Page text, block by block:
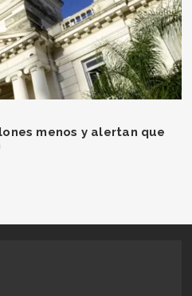
menos y alertan que